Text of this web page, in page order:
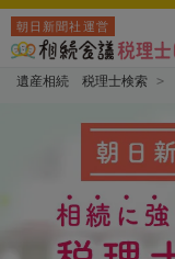
朝日新聞社運営
遺産相続 税理士検索